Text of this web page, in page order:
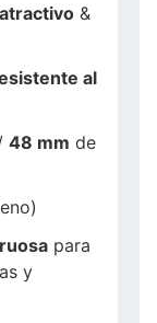
&
al
48 mm de
para
y